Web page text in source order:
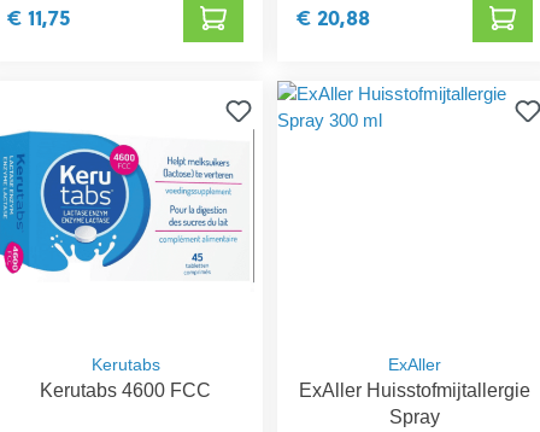
€ 11,75 € 20,88
Kerutabs
Kerutabs 4600 FCC
ExAller
ExAller Huisstofmijtallergie
Spray